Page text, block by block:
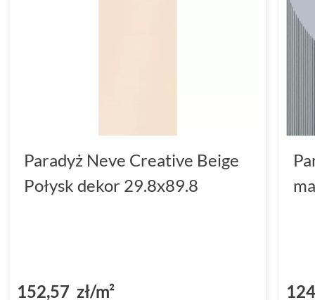
Paradyż Neve Creative Beige
Połysk dekor 29.8x89.8
152,57 zł/m²